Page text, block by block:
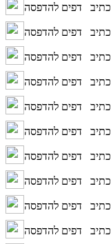
דפים להדפסה
כתיב
דפים להדפסה
כתיב
דפים להדפסה
כתיב
דפים להדפסה
כתיב
דפים להדפסה
כתיב
דפים להדפסה
כתיב
דפים להדפסה
כתיב
דפים להדפסה
כתיב
דפים להדפסה
כתיב
דפים להדפסה
כתיב